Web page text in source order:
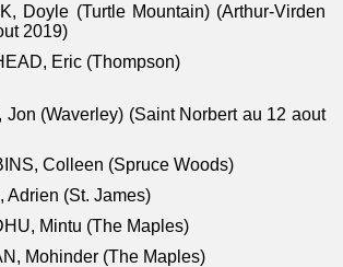
Doyle (Turtle Mountain) (Arthur-Virden
2019)
Eric (Thompson)
Jon (Waverley) (Saint Norbert au 12 aout
Colleen (Spruce Woods)
Adrien (St. James)
Mintu (The Maples)
Mohinder (The Maples)